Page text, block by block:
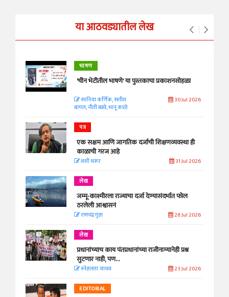
या आठवड्यातील लेख
भाषण
'चीन भेटीतील भाषणे' या पुस्तकाचा प्रकाशनसोहळा
सानिया कर्णिक, सतीश
बागल, नीती बडवे, भानू काळे
30 Jul 2026
पत्र
एक सक्षम आणि जागतिक दर्जाची शिक्षणव्यवस्था ही
काळाची गरज आहे
शशी थरूर 31 Jul 2026
लेख
जम्मू-काश्मीरला राज्याचा दर्जा देण्यासंदर्भात फोल
ठरलेली आश्वासनं
रामचंद्र गुहा 28 Jul 2026
लेख
प्रधानांच्याच काय पंतप्रधानांच्या राजीनाम्यानेही प्रश्न
सुटणार नाही, पण...
स्नेहलता जाधव 23 Jul 2026
EDITORIAL